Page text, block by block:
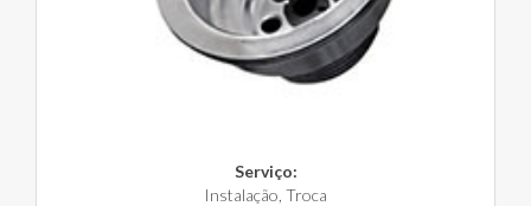
Serviço:
Instalação, Troca